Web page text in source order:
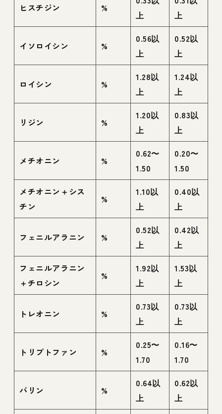
ヒスチジン %
上
上
イソロイシン %
0.56以
上
0.52以
上
ロイシン %
1.28以
上
1.24以
上
リジン %
1.20以
上
0.83以
上
メチオニン %
0.62〜
1.50
0.20〜
1.50
メチオニン＋シス
チン
%
1.10以
上
0.40以
上
フェニルアラニン %
0.52以
上
0.42以
上
フェニルアラニン
＋チロシン
%
1.92以
上
1.53以
上
トレオニン %
0.73以
上
0.73以
上
トリプトファン %
0.25〜
1.70
0.16〜
1.70
バリン %
0.64以
上
0.62以
上